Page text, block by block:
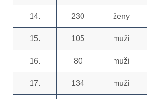
14. 230 ženy
15. 105 muži
16. 80 muži
17. 134 muži